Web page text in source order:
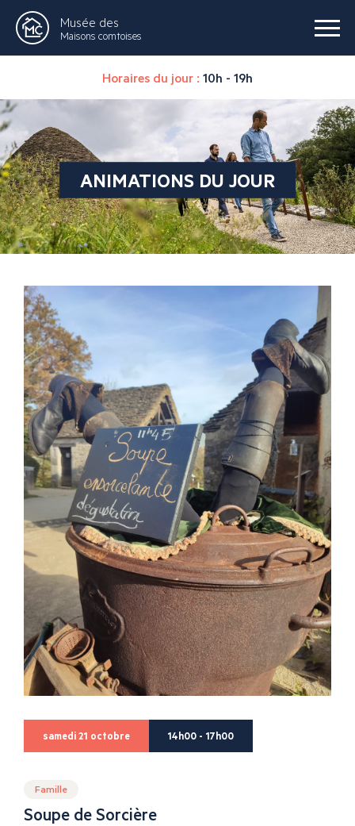
Musée des
Maisons comtoises
Horaires du jour : 10h - 19h
ANIMATIONS DU JOUR
samedi 21 octobre 14h00 - 17h00
Famille
Soupe de Sorcière